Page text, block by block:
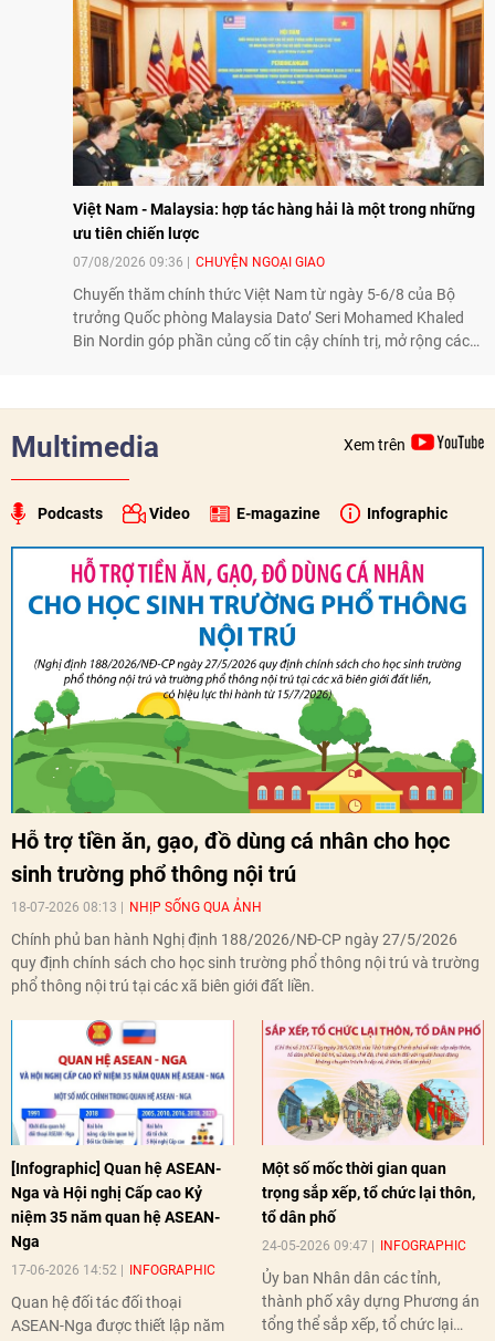
và mở rộng hợp tác phát triển giữa hai nước.
Việt Nam - Malaysia: hợp tác hàng hải là một trong những
ưu tiên chiến lược
07/08/2026 09:36 CHUYỆN NGOẠI GIAO
Chuyến thăm chính thức Việt Nam từ ngày 5-6/8 của Bộ
trưởng Quốc phòng Malaysia Dato’ Seri Mohamed Khaled
Bin Nordin góp phần củng cố tin cậy chính trị, mở rộng các
Multimedia Xem trên
Podcasts Video E-magazine Infographic
Hỗ trợ tiền ăn, gạo, đồ dùng cá nhân cho học
sinh trường phổ thông nội trú
18-07-2026 08:13 NHỊP SỐNG QUA ẢNH
Chính phủ ban hành Nghị định 188/2026/NĐ-CP ngày 27/5/2026
quy định chính sách cho học sinh trường phổ thông nội trú và trường
phổ thông nội trú tại các xã biên giới đất liền.
[Infographic] Quan hệ ASEAN-
Nga và Hội nghị Cấp cao Kỷ
niệm 35 năm quan hệ ASEAN-
Nga
17-06-2026 14:52 INFOGRAPHIC
Quan hệ đối tác đối thoại
ASEAN-Nga được thiết lập năm
Một số mốc thời gian quan
trọng sắp xếp, tổ chức lại thôn,
tổ dân phố
24-05-2026 09:47 INFOGRAPHIC
Ủy ban Nhân dân các tỉnh,
thành phố xây dựng Phương án
tổng thể sắp xếp, tổ chức lại